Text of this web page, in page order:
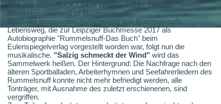
SALZIG SCHMECKT DER WIND - 2018 - The
Bemerkenswertest of Rummelsnuff
Nach der literarischen Aufarbeitung von Rummelsnuffs
Lebensweg, die zur Leipziger Buchmesse 2017 als
Autobiographie "Rummelsnuff-Das Buch" beim
Eulenspiegelverlag vorgestellt worden war, folgt nun die
musikalische. "Salzig schmeckt der Wind" wird das
Sammelwerk heißen. Der Hintergrund: Die Nachfrage nach den
älteren Sportballaden, Arbeiterhymnen und Seefahrerliedern des
Rummelsnuff konnte nicht mehr befriedigt werden, alle
Tonträger, mit Ausnahme des zuletzt erschienenen, sind
vergriffen.